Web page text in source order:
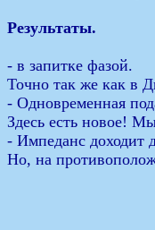
Результаты.
- в запитке фазой.
Точно так же как в
- Одновременная
Здесь есть новое!
- Импеданс доходит
Но, на